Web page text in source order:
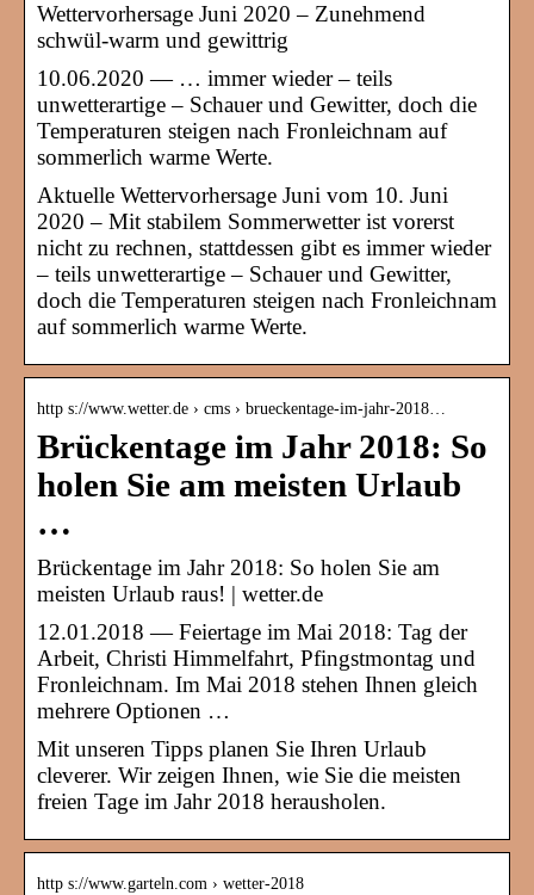
Wettervorhersage Juni 2020 – Zunehmend
schwül-warm und gewittrig
10.06.2020 — … immer wieder – teils
unwetterartige – Schauer und Gewitter, doch die
Temperaturen steigen nach Fronleichnam auf
sommerlich warme Werte.
Aktuelle Wettervorhersage Juni vom 10. Juni
2020 – Mit stabilem Sommerwetter ist vorerst
nicht zu rechnen, stattdessen gibt es immer wieder
– teils unwetterartige – Schauer und Gewitter,
doch die Temperaturen steigen nach Fronleichnam
auf sommerlich warme Werte.
http s://www.wetter.de › cms › brueckentage-im-jahr-2018…
Brückentage im Jahr 2018: So
holen Sie am meisten Urlaub
…
Brückentage im Jahr 2018: So holen Sie am
meisten Urlaub raus! | wetter.de
12.01.2018 — Feiertage im Mai 2018: Tag der
Arbeit, Christi Himmelfahrt, Pfingstmontag und
Fronleichnam. Im Mai 2018 stehen Ihnen gleich
mehrere Optionen …
Mit unseren Tipps planen Sie Ihren Urlaub
cleverer. Wir zeigen Ihnen, wie Sie die meisten
freien Tage im Jahr 2018 herausholen.
http s://www.garteln.com › wetter-2018